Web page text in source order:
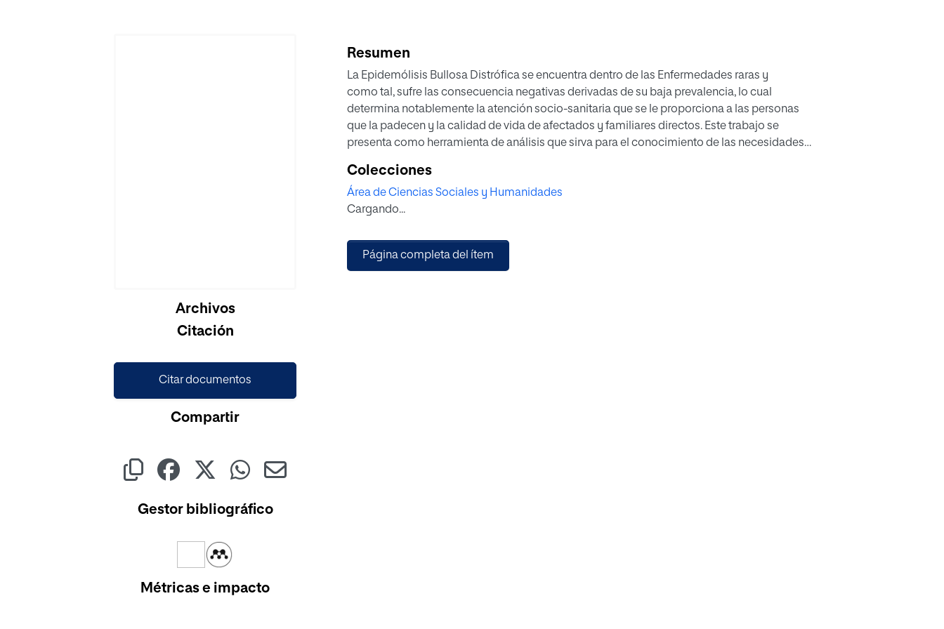
Archivos
Citación
Citar documentos
Compartir
Gestor bibliográfico
Métricas e impacto
Resumen
La Epidemólisis Bullosa Distrófica se encuentra dentro de las Enfermedades raras y
como tal, sufre las consecuencia negativas derivadas de su baja prevalencia, lo cual
determina notablemente la atención socio-sanitaria que se le proporciona a las personas
que la padecen y la calidad de vida de afectados y familiares directos. Este trabajo se
presenta como herramienta de análisis que sirva para el conocimiento de las necesidades
primer estudio que se desarrolla en esta materia en nuestra Comunidad.
El doble enfoque que se imprime al trabajo (sanitario y social) hace que los análisis
que se realizan en el mismo sigan un enfoque biopsicosocial, abogando por una extensión
paradigma social con la intención de visualizar a este tipo de enfermedades como un
problema de salud pública y no individual, imprimiendo responsabilidad e importancia a
Colecciones
Área de Ciencias Sociales y Humanidades
Cargando...
Página completa del ítem